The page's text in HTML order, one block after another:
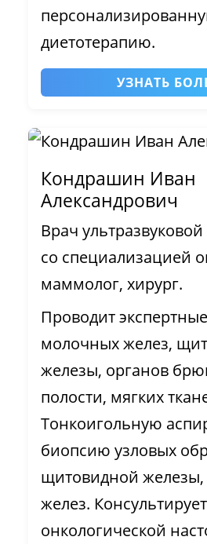
диетотерапию.
УЗНАТЬ
Кондрашин Иван
Александрович
Врач
со специализацией
маммолог, хирург.
Проводит
молочных желез,
железы, органов
полости, мягких
Тонкоигольную
биопсию узловых
щитовидной
желез.
онкологической